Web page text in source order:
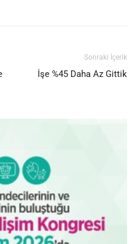
Sonraki İçerik
İşe %45 Daha Az Gittik